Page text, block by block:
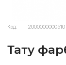
Код: 2000000000510
Тату